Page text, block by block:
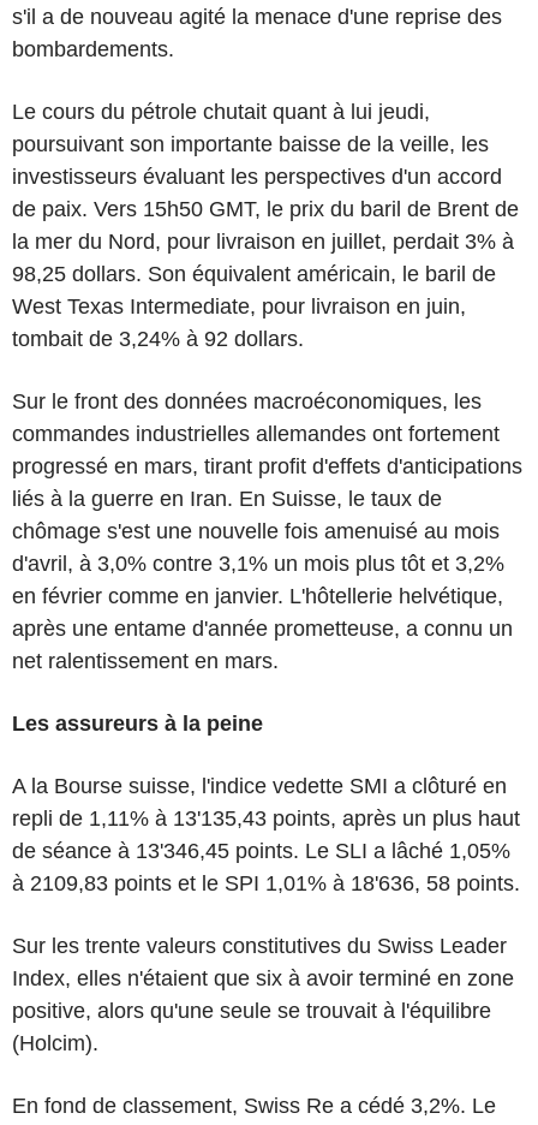
s'il a de nouveau agité la menace d'une reprise des
bombardements.
Le cours du pétrole chutait quant à lui jeudi,
poursuivant son importante baisse de la veille, les
investisseurs évaluant les perspectives d'un accord
de paix. Vers 15h50 GMT, le prix du baril de Brent de
la mer du Nord, pour livraison en juillet, perdait 3% à
98,25 dollars. Son équivalent américain, le baril de
West Texas Intermediate, pour livraison en juin,
tombait de 3,24% à 92 dollars.
Sur le front des données macroéconomiques, les
commandes industrielles allemandes ont fortement
progressé en mars, tirant profit d'effets d'anticipations
liés à la guerre en Iran. En Suisse, le taux de
chômage s'est une nouvelle fois amenuisé au mois
d'avril, à 3,0% contre 3,1% un mois plus tôt et 3,2%
en février comme en janvier. L'hôtellerie helvétique,
après une entame d'année prometteuse, a connu un
net ralentissement en mars.
Les assureurs à la peine
A la Bourse suisse, l'indice vedette SMI a clôturé en
repli de 1,11% à 13'135,43 points, après un plus haut
de séance à 13'346,45 points. Le SLI a lâché 1,05%
à 2109,83 points et le SPI 1,01% à 18'636, 58 points.
Sur les trente valeurs constitutives du Swiss Leader
Index, elles n'étaient que six à avoir terminé en zone
positive, alors qu'une seule se trouvait à l'équilibre
(Holcim).
En fond de classement, Swiss Re a cédé 3,2%. Le